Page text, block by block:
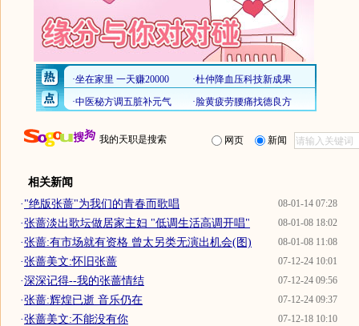
我的天职是搜索 网页 新闻
相关新闻
08-01-14 07:28
·"绝版张蔷"为我们的青春而歌唱
08-01-08 18:02
·张蔷淡出歌坛做居家主妇 "低调生活高调开唱"
08-01-08 11:08
·张蔷:有市场就有资格 曾太另类无演出机会(图)
07-12-24 10:01
·张蔷美文:怀旧张蔷
07-12-24 09:56
·深深记得--我的张蔷情结
07-12-24 09:37
·张蔷:辉煌已逝 音乐仍在
07-12-18 10:10
·张蔷美文:不能没有你